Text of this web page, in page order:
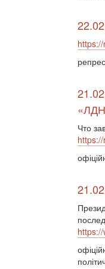
Что